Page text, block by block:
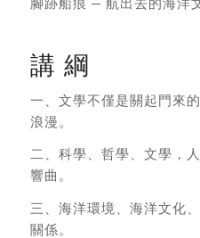
講 綱
一、文學不僅是關起門來
浪漫。
二、科學、哲學、文學，
響曲。
三、海洋環境、海洋文化
關係。